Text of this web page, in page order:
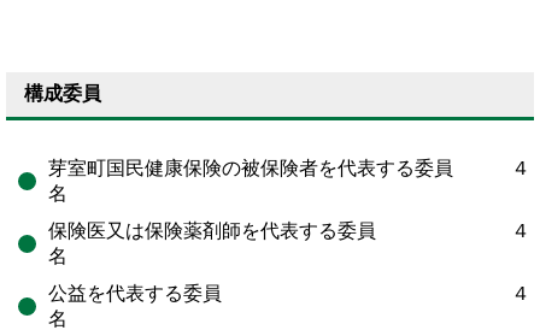
構成委員
芽室町国民健康保険の被保険者を代表する委員 ４
名
保険医又は保険薬剤師を代表する委員 ４
名
公益を代表する委員 ４
名